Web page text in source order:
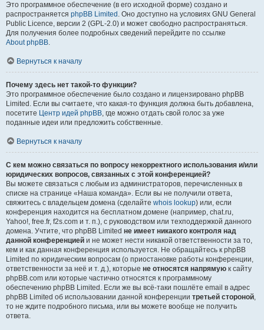
Это программное обеспечение (в его исходной форме) создано и
распространяется phpBB Limited . Оно доступно на условиях GNU General
Public Licence, версии 2 (GPL-2.0) и может свободно распространяться.
Для получения более подробных сведений перейдите по ссылке
About phpBB.
Вернуться к началу
Почему здесь нет такой-то функции?
Это программное обеспечение было создано и лицензировано phpBB
Limited. Если вы считаете, что какая-то функция должна быть добавлена,
посетите Центр идей phpBB, где можно отдать свой голос за уже
поданные идеи или предложить собственные.
Вернуться к началу
С кем можно связаться по вопросу некорректного использования и/или
юридических вопросов, связанных с этой конференцией?
Вы можете связаться с любым из администраторов, перечисленных в
списке на странице «Наша команда». Если вы не получили ответа,
свяжитесь с владельцем домена (сделайте whois lookup) или, если
конференция находится на бесплатном домене (например, chat.ru,
Yahoo!, free.fr, f2s.com и т. п.), с руководством или техподдержкой данного
домена. Учтите, что phpBB Limited не имеет никакого контроля над
данной конференцией и не может нести никакой ответственности за то,
кем и как данная конференция используется. Не обращайтесь к phpBB
Limited по юридическим вопросам (о приостановке работы конференции,
ответственности за неё и т. д.), которые не относятся напрямую к сайту
phpBB.com или которые частично относятся к программному
обеспечению phpBB Limited. Если же вы всё-таки пошлёте email в адрес
phpBB Limited об использовании данной конференции третьей стороной,
то не ждите подробного письма, или вы можете вообще не получить
ответа.